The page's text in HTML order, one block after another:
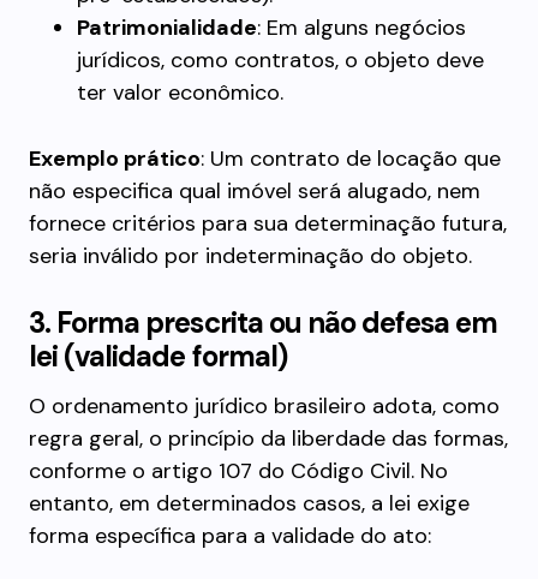
Patrimonialidade: Em alguns negócios
jurídicos, como contratos, o objeto deve
ter valor econômico.
Exemplo prático: Um contrato de locação que
não especifica qual imóvel será alugado, nem
fornece critérios para sua determinação futura,
seria inválido por indeterminação do objeto.
3. Forma prescrita ou não defesa em
lei (validade formal)
O ordenamento jurídico brasileiro adota, como
regra geral, o princípio da liberdade das formas,
conforme o artigo 107 do Código Civil. No
entanto, em determinados casos, a lei exige
forma específica para a validade do ato: